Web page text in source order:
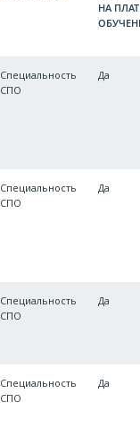
НА
Специальность
СПО
Да
Специальность
СПО
Да
Специальность
СПО
Да
Специальность
СПО
Да